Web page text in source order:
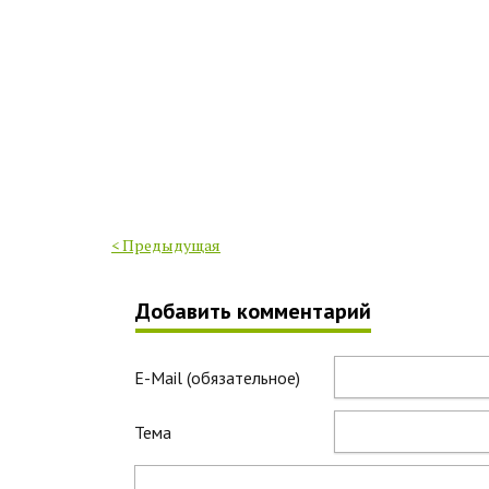
< Предыдущая
Добавить комментарий
E-Mail (обязательное)
Тема